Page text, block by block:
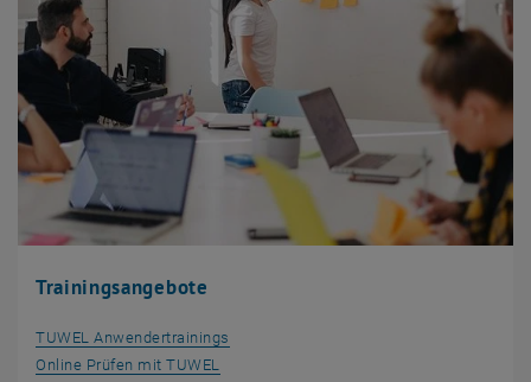
Trainingsangebote
TUWEL Anwendertrainings
Online Prüfen mit TUWEL